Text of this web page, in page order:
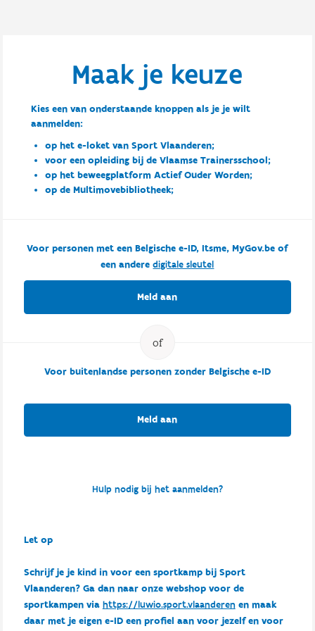
Maak je keuze
Kies een van onderstaande knoppen als je je wilt
aanmelden:
op het e-loket van Sport Vlaanderen;
voor een opleiding bij de Vlaamse Trainersschool;
op het beweegplatform Actief Ouder Worden;
op de Multimovebibliotheek;
Voor personen met een Belgische e-ID, Itsme, MyGov.be of
een anderedigitale sleutel
Meld aan
Voor buitenlandse personen zonder Belgische e-ID
Meld aan
Hulp nodig bij het aanmelden?
Let op
Schrijf je je kind in voor een sportkamp bij Sport
Vlaanderen? Ga dan naar onze webshop voor de
sportkampen via https://luwio.sport.vlaanderenen maak
daar met je eigen e-ID een profiel aan voor jezelf en voor